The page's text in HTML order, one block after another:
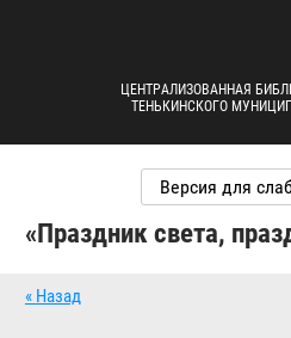
ЦЕНТРАЛИЗОВАННАЯ
ТЕНЬКИНСКОГО
Версия для
«Праздник света,
« Назад